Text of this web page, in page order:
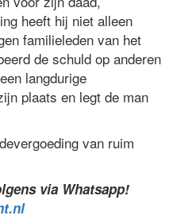
heeft hij niet alleen
familieleden van het
de schuld op anderen
langdurige
plaats en legt de man
van ruim
via Whatsapp!